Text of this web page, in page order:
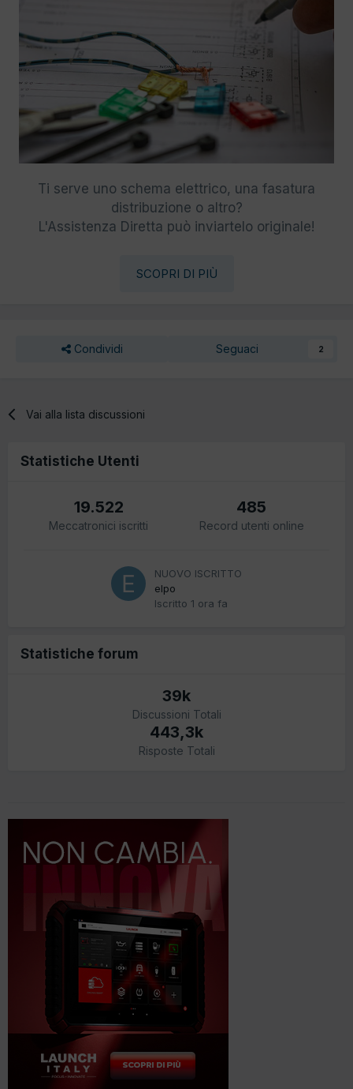
Ti serve uno schema elettrico, una fasatura
distribuzione o altro?
L'Assistenza Diretta può inviartelo originale!
SCOPRI DI PIÙ
Condividi Seguaci 2
Vai alla lista discussioni
Statistiche Utenti
19.522
Meccatronici iscritti
485
Record utenti online
NUOVO ISCRITTO
elpo
Iscritto 1 ora fa
Statistiche forum
39k
Discussioni Totali
443,3k
Risposte Totali